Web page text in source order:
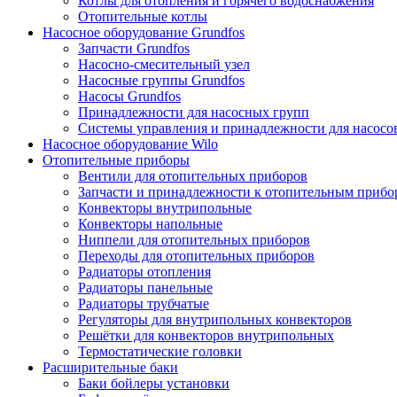
Отопительные котлы
Насосное оборудование Grundfos
Запчасти Grundfos
Насосно-смесительный узел
Насосные группы Grundfos
Насосы Grundfos
Принадлежности для насосных групп
Системы управления и принадлежности для
Насосное оборудование Wilo
Отопительные приборы
Вентили для отопительных приборов
Запчасти и принадлежности к отопительным
Конвекторы внутрипольные
Конвекторы напольные
Ниппели для отопительных приборов
Переходы для отопительных приборов
Радиаторы отопления
Радиаторы панельные
Радиаторы трубчатые
Регуляторы для внутрипольных конвекторов
Решётки для конвекторов внутрипольных
Термостатические головки
Расширительные баки
Баки бойлеры установки